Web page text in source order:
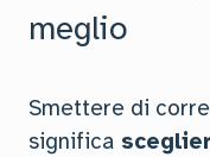
meglio
Smettere di
significa